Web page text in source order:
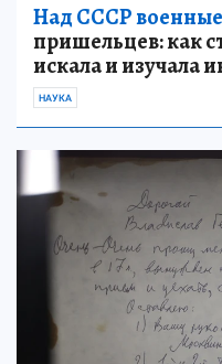
Над СССР военные
пришельцев: как
искала и изучала
НАУКА